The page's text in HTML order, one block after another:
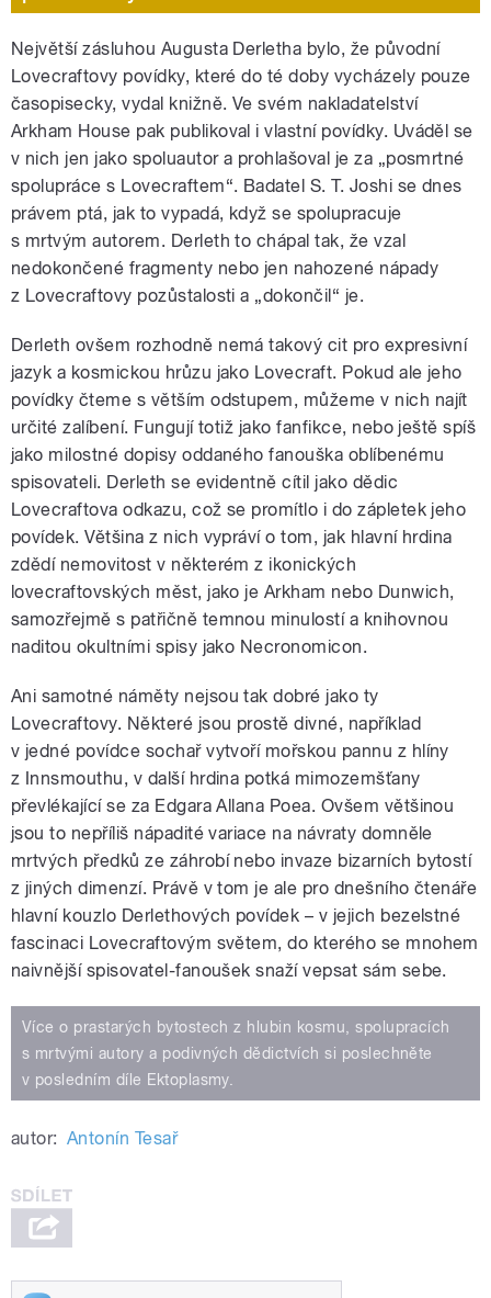
Největší zásluhou Augusta Derletha bylo, že původní
Lovecraftovy povídky, které do té doby vycházely pouze
časopisecky, vydal knižně. Ve svém nakladatelství
Arkham House pak publikoval i vlastní povídky. Uváděl se
v nich jen jako spoluautor a prohlašoval je za „posmrtné
spolupráce s Lovecraftem“. Badatel S. T. Joshi se dnes
právem ptá, jak to vypadá, když se spolupracuje
s mrtvým autorem. Derleth to chápal tak, že vzal
nedokončené fragmenty nebo jen nahozené nápady
z Lovecraftovy pozůstalosti a „dokončil“ je.
Derleth ovšem rozhodně nemá takový cit pro expresivní
jazyk a kosmickou hrůzu jako Lovecraft. Pokud ale jeho
povídky čteme s větším odstupem, můžeme v nich najít
určité zalíbení. Fungují totiž jako fanfikce, nebo ještě spíš
jako milostné dopisy oddaného fanouška oblíbenému
spisovateli. Derleth se evidentně cítil jako dědic
Lovecraftova odkazu, což se promítlo i do zápletek jeho
povídek. Většina z nich vypráví o tom, jak hlavní hrdina
zdědí nemovitost v některém z ikonických
lovecraftovských měst, jako je Arkham nebo Dunwich,
samozřejmě s patřičně temnou minulostí a knihovnou
naditou okultními spisy jako Necronomicon.
Ani samotné náměty nejsou tak dobré jako ty
Lovecraftovy. Některé jsou prostě divné, například
v jedné povídce sochař vytvoří mořskou pannu z hlíny
z Innsmouthu, v další hrdina potká mimozemšťany
převlékající se za Edgara Allana Poea. Ovšem většinou
jsou to nepříliš nápadité variace na návraty domněle
mrtvých předků ze záhrobí nebo invaze bizarních bytostí
z jiných dimenzí. Právě v tom je ale pro dnešního čtenáře
hlavní kouzlo Derlethových povídek – v jejich bezelstné
fascinaci Lovecraftovým světem, do kterého se mnohem
naivnější spisovatel-fanoušek snaží vepsat sám sebe.
Více o prastarých bytostech z hlubin kosmu, spolupracích
s mrtvými autory a podivných dědictvích si poslechněte
v posledním díle Ektoplasmy.
autor: Antonín Tesař